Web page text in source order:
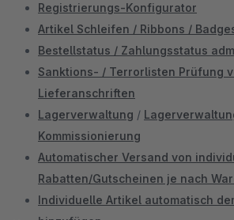
Registrierungs-Konfigurator
Artikel Schleifen / Ribbons /
Bestellstatus / Zahlungsstatus
Sanktions- / Terrorlisten Prüfung
Lieferanschriften
Lagerverwaltung /
Kommissionierung
Automatischer Versand von
Rabatten/Gutscheinen je nach
Individuelle Artikel automatisch